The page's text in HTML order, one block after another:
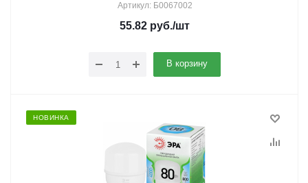
Артикул: Б0067002
55.82 руб./шт
В корзину
НОВИНКА